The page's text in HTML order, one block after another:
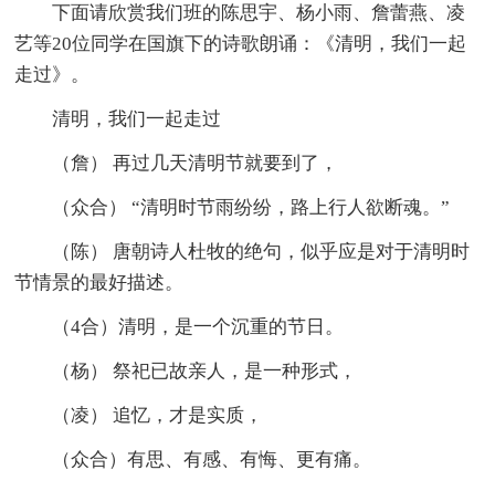
下面请欣赏我们班的陈思宇、杨小雨、詹蕾燕、凌
艺等20位同学在国旗下的诗歌朗诵：《清明，我们一起
走过》。
清明，我们一起走过
（詹） 再过几天清明节就要到了，
（众合） “清明时节雨纷纷，路上行人欲断魂。”
（陈） 唐朝诗人杜牧的绝句，似乎应是对于清明时
节情景的最好描述。
（4合）清明，是一个沉重的节日。
（杨） 祭祀已故亲人，是一种形式，
（凌） 追忆，才是实质，
（众合）有思、有感、有悔、更有痛。